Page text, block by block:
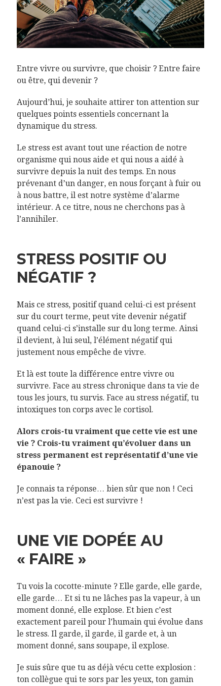
Entre vivre ou survivre, que choisir ? Entre faire
ou être, qui devenir ?
Aujourd’hui, je souhaite attirer ton attention sur
quelques points essentiels concernant la
dynamique du stress.
Le stress est avant tout une réaction de notre
organisme qui nous aide et qui nous a aidé à
survivre depuis la nuit des temps. En nous
prévenant d’un danger, en nous forçant à fuir ou
à nous battre, il est notre système d’alarme
intérieur. A ce titre, nous ne cherchons pas à
l’annihiler.
STRESS POSITIF OU
NÉGATIF ?
Mais ce stress, positif quand celui-ci est présent
sur du court terme, peut vite devenir négatif
quand celui-ci s’installe sur du long terme. Ainsi
il devient, à lui seul, l’élément négatif qui
justement nous empêche de vivre.
Et là est toute la différence entre vivre ou
survivre. Face au stress chronique dans ta vie de
tous les jours, tu survis. Face au stress négatif, tu
intoxiques ton corps avec le cortisol.
Alors crois-tu vraiment que cette vie est une
vie ? Crois-tu vraiment qu’évoluer dans un
stress permanent est représentatif d’une vie
épanouie ?
Je connais ta réponse… bien sûr que non ! Ceci
n’est pas la vie. Ceci est survivre !
UNE VIE DOPÉE AU
« FAIRE »
Tu vois la cocotte-minute ? Elle garde, elle garde,
elle garde… Et si tu ne lâches pas la vapeur, à un
moment donné, elle explose. Et bien c’est
exactement pareil pour l’humain qui évolue dans
le stress. Il garde, il garde, il garde et, à un
moment donné, sans soupape, il explose.
Je suis sûre que tu as déjà vécu cette explosion :
ton collègue qui te sors par les yeux, ton gamin